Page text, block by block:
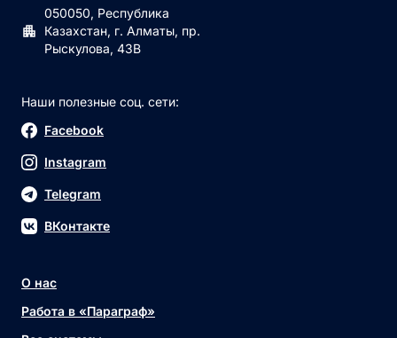
050050, Республика
Казахстан, г. Алматы, пр.
Рыскулова, 43В
Наши полезные соц. сети:
Facebook
Instagram
Telegram
ВКонтакте
О нас
Работа в «Параграф»